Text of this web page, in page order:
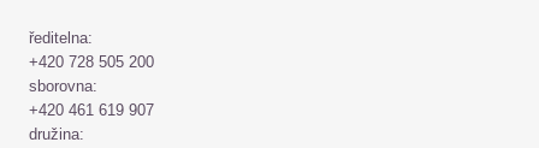
ředitelna:
+420 728 505 200
sborovna:
+420 461 619 907
družina: